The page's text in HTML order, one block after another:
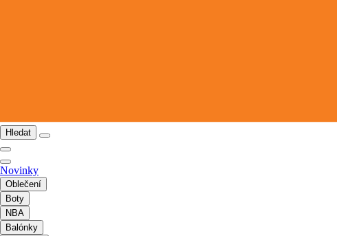
Hledat
Novinky
Oblečení
Boty
NBA
Balónky